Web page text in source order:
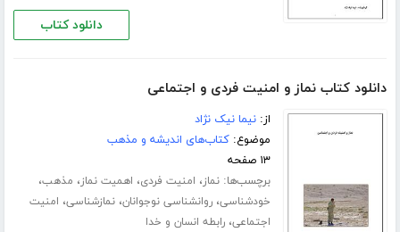
دانلود کتاب
دانلود کتاب نماز و امنیت فردی و اجتماعی
از:نیما نیک نژاد
موضوع:کتاب‌های اندیشه و مذهب
۱۳ صفحه
برچسب‌ها:نماز، امنیت فردی، اهمیت نماز، مذهب،
خودشناسی،روانشناسی نوجوانان،نمازشناسی، امنیت
اجتماعی،رابطه انسان و خدا